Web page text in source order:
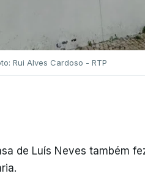
Rui Alves Cardoso - RTP
de Luís Neves também